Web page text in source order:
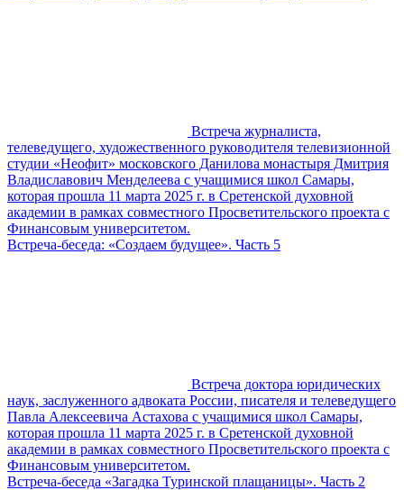
Встреча журналиста,
телеведущего, художественного руководителя телевизионной
студии «Неофит» московского Данилова монастыря Дмитрия
Владиславович Менделеева с учащимися школ Самары,
которая прошла 11 марта 2025 г. в Сретенской духовной
академии в рамках совместного Просветительского проекта с
Финансовым университетом.
Встреча-беседа: «Создаем будущее». Часть 5
Встреча доктора юридических
наук, заслуженного адвоката России, писателя и телеведущего
Павла Алексеевича Астахова с учащимися школ Самары,
которая прошла 11 марта 2025 г. в Сретенской духовной
академии в рамках совместного Просветительского проекта с
Финансовым университетом.
Встреча-беседа «Загадка Туринской плащаницы». Часть 2